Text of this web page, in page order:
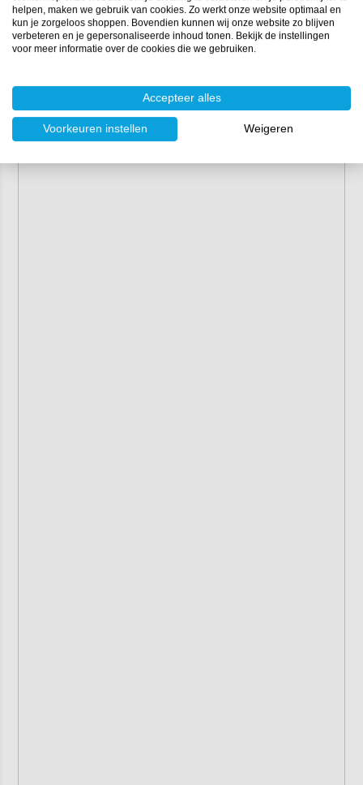
helpen, maken we gebruik van cookies. Zo werkt onze website optimaal en
kun je zorgeloos shoppen. Bovendien kunnen wij onze website zo blijven
verbeteren en je gepersonaliseerde inhoud tonen. Bekijk de instellingen
voor meer informatie over de cookies die we gebruiken.
Accepteer alles
Voorkeuren instellen Weigeren